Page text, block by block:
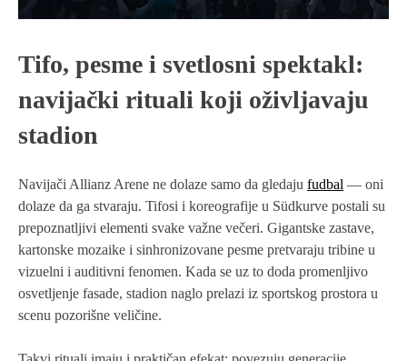
Tifo, pesme i svetlosni spektakl:
navijački rituali koji oživljavaju
stadion
Navijači Allianz Arene ne dolaze samo da gledaju fudbal — oni
dolaze da ga stvaraju. Tifosi i koreografije u Südkurve postali su
prepoznatljivi elementi svake važne večeri. Gigantske zastave,
kartonske mozaike i sinhronizovane pesme pretvaraju tribine u
vizuelni i auditivni fenomen. Kada se uz to doda promenljivo
osvetljenje fasade, stadion naglo prelazi iz sportskog prostora u
scenu pozorišne veličine.